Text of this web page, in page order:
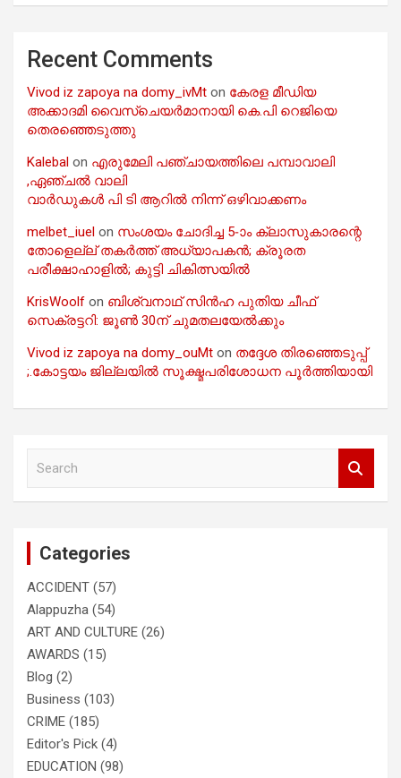
Recent Comments
Vivod iz zapoya na domy_ivMt on കേരള മീഡിയ
അക്കാദമി വൈസ്ചെയർമാനായി കെ.പി റെജിയെ
തെരഞ്ഞെടുത്തു
Kalebal on എരുമേലി പഞ്ചായത്തിലെ പമ്പാവാലി
,ഏഞ്ചൽ വാലി
വാർഡുകൾ പി ടി ആറിൽ നിന്ന് ഒഴിവാക്കണം
melbet_iuel on സംശയം ചോദിച്ച 5-ാം ക്ലാസുകാരന്റെ
തോളെല്ല് തകർത്ത് അധ്യാപകൻ; ക്രൂരത
പരീക്ഷാഹാളിൽ; കുട്ടി ചികിത്സയിൽ
KrisWoolf on ബിശ്വനാഥ് സിൻഹ പുതിയ ചീഫ്
സെക്രട്ടറി: ജൂൺ 30ന് ചുമതലയേൽക്കും
Vivod iz zapoya na domy_ouMt on തദ്ദേശ തിരഞ്ഞെടുപ്പ്
;.കോട്ടയം ജില്ലയിൽ സൂക്ഷ്മപരിശോധന പൂർത്തിയായി
Categories
ACCIDENT (57)
Alappuzha (54)
ART AND CULTURE (26)
AWARDS (15)
Blog (2)
Business (103)
CRIME (185)
Editor's Pick (4)
EDUCATION (98)